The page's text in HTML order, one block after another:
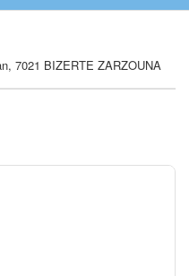
7021 BIZERTE ZARZOUNA